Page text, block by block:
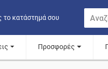
το κατάστημά σου
Προσφορές